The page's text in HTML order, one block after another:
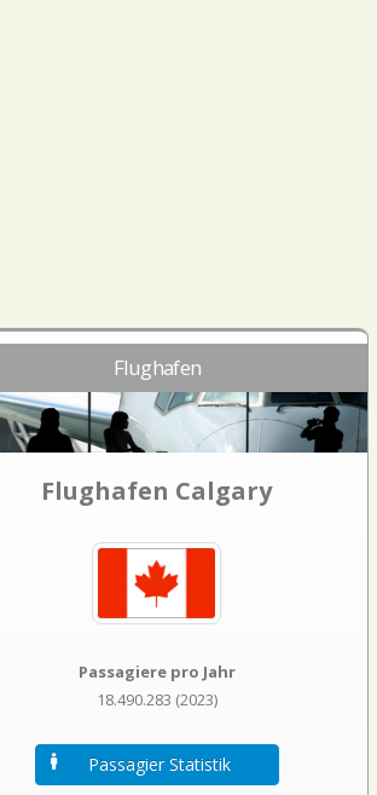
Flughafen
Flughafen Calgary
Passagiere pro Jahr
18.490.283 (2023)
Passagier Statistik